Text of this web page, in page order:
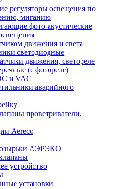
регуляторы освещения по
миганию
фото-акустические
движения и света
светодиодные,
движения, светореле
(с фотореле)
и VAC
аварийного
проветриватели,
Aereco
АЭРЭКО
устройство
установки